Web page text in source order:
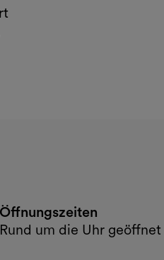
Öffnungszeiten
Rund um die Uhr geöffnet